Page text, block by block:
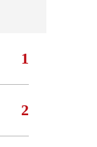
1
2